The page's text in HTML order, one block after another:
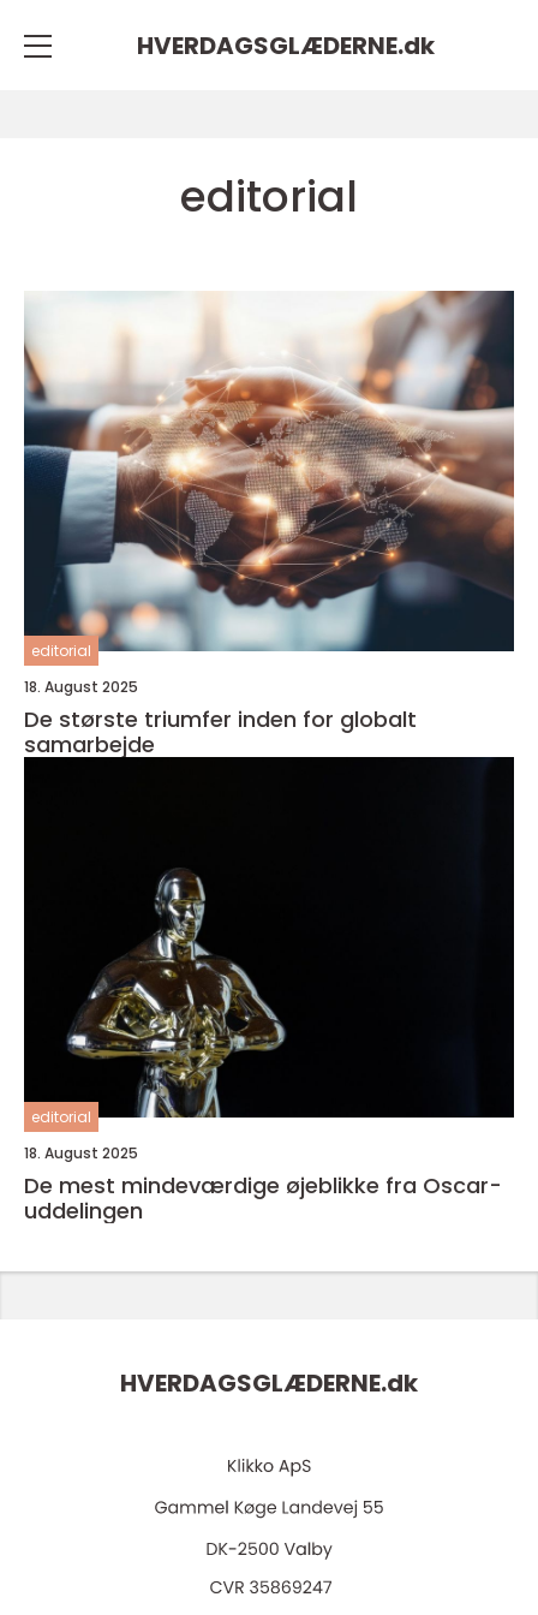
HVERDAGSGLÆDERNE.dk
editorial
editorial
18. August 2025
De største triumfer inden for globalt
samarbejde
editorial
18. August 2025
De mest mindeværdige øjeblikke fra Oscar-
uddelingen
HVERDAGSGLÆDERNE.dk